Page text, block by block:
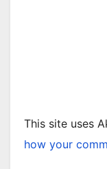
This site uses
how your